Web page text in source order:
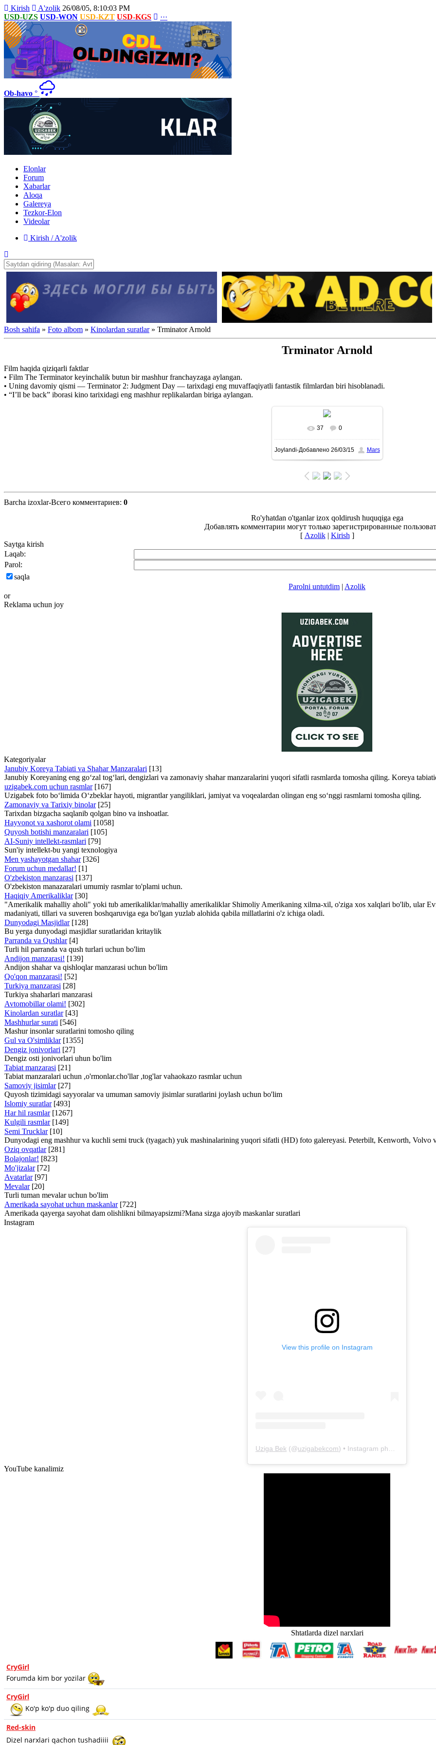
Kirish A'zolik 26/08/05, 8:10:03 PM
USD-UZS USD-WON USD-KZT USD-KGS ···
Ob-havo °
Elonlar
Forum
Xabarlar
Aloqa
Galereya
Tezkor-Elon
Videolar
Kirish / A'zolik
Bosh sahifa » Foto albom » Kinolardan suratlar» Trminator Arnold
Trminator Arnold
Film haqida qiziqarli faktlar
• Film The Terminator keyinchalik butun bir mashhur franchayzaga aylangan.
• Uning davomiy qismi — Terminator 2: Judgment Day — tarixdagi eng muvaffaqiyatli fantastik filmlardan biri hisoblanadi.
• “I’ll be back” iborasi kino tarixidagi eng mashhur replikalardan biriga aylangan.
To'liq ko'rish-В реальном
размере 897x1600/ 641.0Kb
37 0
Joylandi-Добавлено26/03/15 Mars
Barcha izoxlar-Всего комментариев: 0
Ro'yhatdan o'tganlar izox qoldirush huquqiga ega
Добавлять комментарии могут только зарегистрированные
[ Azolik| Kirish ]
Saytga kirish
Laqab:
Parol:
saqla
Parolni untutdim | Azolik
or
Reklama uchun joy
Kategoriyalar
Janubiy Koreya Tabiati va Shahar Manzaralari [13]
Janubiy Koreyaning eng go‘zal tog‘lari, dengizlari va zamonaviy shahar manzaralarini yuqori sifatli rasmlarda tomosha qiling. Koreya
uzigabek.com uchun rasmlar [167]
Uzigabek foto bo‘limida O‘zbeklar hayoti, migrantlar yangiliklari, jamiyat va voqealardan olingan eng so‘nggi rasmlarni tomosha qiling.
Zamonaviy va Tarixiy binolar [25]
Tarixdan bizgacha saqlanib qolgan bino va inshoatlar.
Hayvonot va xashorot olami [1058]
Quyosh botishi manzaralari [105]
AI-Suniy intellekt-rasmlari [79]
Sun'iy intellekt-bu yangi texnologiya
Men yashayotgan shahar [326]
Forum uchun medallar! [1]
O'zbekiston manzarasi [137]
O'zbekiston manazaralari umumiy rasmlar to'plami uchun.
Haqiqiy Amerikaliklar [30]
"Amerikalik mahalliy aholi" yoki tub amerikaliklar/mahalliy amerikaliklar Shimoliy Amerikaning xilma-xil, o'ziga xos xalqlari bo'lib, ular
madaniyati, tillari va suveren boshqaruviga ega bo'lgan yuzlab alohida qabila millatlarini o'z ichiga oladi.
Dunyodagi Masjidlar [128]
Bu yerga dunyodagi masjidlar suratlaridan kritaylik
Parranda va Qushlar [4]
Turli hil parranda va qush turlari uchun bo'lim
Andijon manzarasi! [139]
Andijon shahar va qishloqlar manzarasi uchun bo'lim
Qo'qon manzarasi! [52]
Turkiya manzarasi [28]
Turkiya shaharlari manzarasi
Avtomobillar olami! [302]
Kinolardan suratlar [43]
Mashhurlar surati [546]
Mashur insonlar suratlarini tomosho qiling
Gul va O'simliklar [1355]
Dengiz jonivorlari [27]
Dengiz osti jonivorlari uhun bo'lim
Tabiat manzarasi [21]
Tabiat manzaralari uchun ,o'rmonlar.cho'llar ,tog'lar vahaokazo rasmlar uchun
Samoviy jisimlar [27]
Quyosh tizimidagi sayyoralar va umuman samoviy jisimlar suratlarini joylash uchun bo'lim
Islomiy suratlar [493]
Har hil rasmlar [1267]
Kulgili rasmlar [149]
Semi Trucklar [10]
Dunyodagi eng mashhur va kuchli semi truck (tyagach) yuk mashinalarining yuqori sifatli (HD) foto galereyasi. Peterbilt, Kenworth, Volvo
Oziq ovqatlar [281]
Bolajonlar! [823]
Mo'jizalar [72]
Avatarlar [97]
Mevalar [20]
Turli tuman mevalar uchun bo'lim
Amerikada sayohat uchun maskanlar [722]
Amerikada qayerga sayohat dam olishlikni bilmayapsizmi?Mana sizga ajoyib maskanlar suratlari
Instagram
View this profile on Instagram
Uziga Bek (@uzigabekcom) • Instagram photos and videos
YouTube kanalimiz
Shtatlarda dizel narxlari